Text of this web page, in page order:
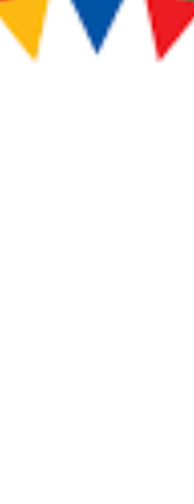
d'un accompagnement une fois arrivés en
France (logement, bourse de vie, formation de
langue, etc.). Les volontaires européens qu